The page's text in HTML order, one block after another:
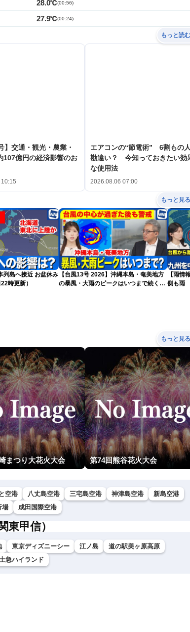
28.0℃(00:56)
27.9℃(00:24)
もっと読む
】交通・観光・農業・
107億円の経済影響のお
エアコンの“節電術” 6割もの
勘違い？ 今知っておきたい効
な使用法
2026.08.06 07:00
もっと見る
接近 お盆休み
時更新）
【台風13号 2026】沖縄本島・奄美地方
の暴風・大雨のピークはいつまで続く？
【雨情
側も雨
もっと見る
まつり大花火大会 第74回熊谷花火大会
空港 八丈島空港 三宅島空港 神津島空港
新島空港
場 成田国際空港
甲信）
東京ディズニーシー 江ノ島
道の駅美ヶ原高原
急ハイランド